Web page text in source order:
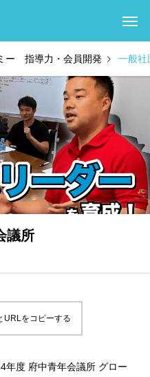
ー 指導力・会員開発 一般社
議所
URLをコピーする
年度 府中青年会議所 グロー